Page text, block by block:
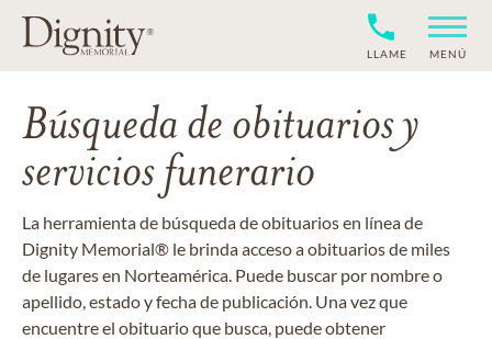
LLAME MENÚ
Búsqueda de obituarios y
servicios funerario
La herramienta de búsqueda de obituarios en línea de
Dignity Memorial® le brinda acceso a obituarios de miles
de lugares en Norteamérica. Puede buscar por nombre o
apellido, estado y fecha de publicación. Una vez que
encuentre el obituario que busca, puede obtener